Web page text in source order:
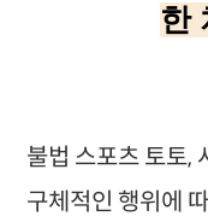
한
불법 스포츠 토토,
구체적인 행위에